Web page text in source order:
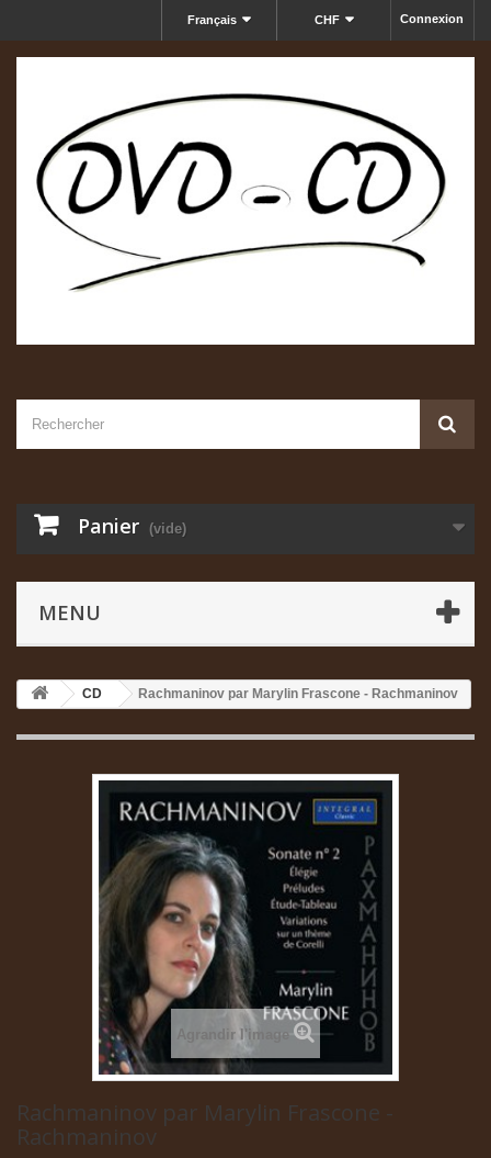
Connexion
CHF
Français
Panier (vide)
MENU
CD Rachmaninov par Marylin Frascone - Rachmaninov
Agrandir l'image
Rachmaninov par Marylin Frascone -
Rachmaninov